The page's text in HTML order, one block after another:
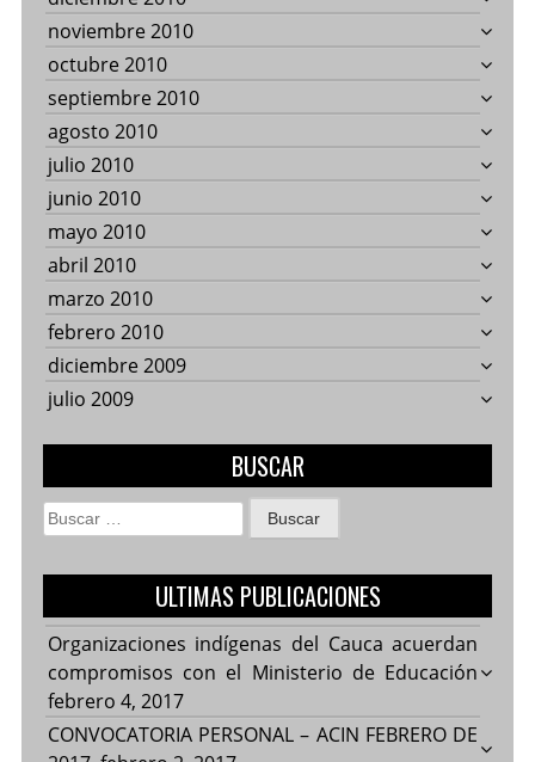
noviembre 2010
octubre 2010
septiembre 2010
agosto 2010
julio 2010
junio 2010
mayo 2010
abril 2010
marzo 2010
febrero 2010
diciembre 2009
julio 2009
BUSCAR
Buscar:
ULTIMAS PUBLICACIONES
Organizaciones indígenas del Cauca acuerdan
compromisos con el Ministerio de Educación
febrero 4, 2017
CONVOCATORIA PERSONAL – ACIN FEBRERO DE